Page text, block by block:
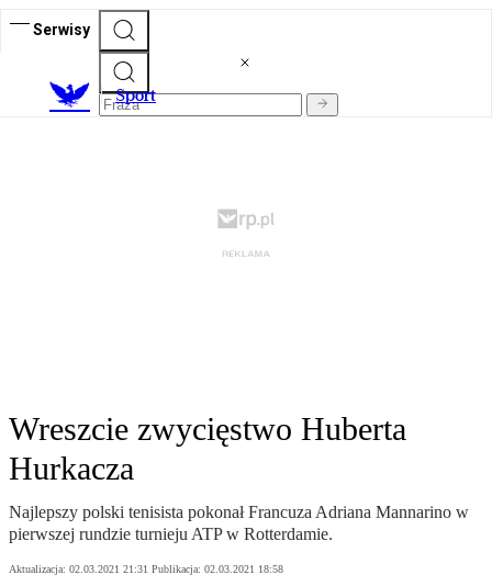
Serwisy
Sport
Wreszcie zwycięstwo Huberta
Hurkacza
Najlepszy polski tenisista pokonał Francuza Adriana Mannarino w
pierwszej rundzie turnieju ATP w Rotterdamie.
Aktualizacja: 02.03.2021 21:31 Publikacja: 02.03.2021 18:58